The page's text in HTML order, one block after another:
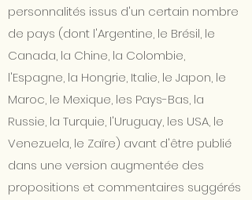
personnalités issus d'un certain nombre
de pays (dont l'Argentine, le Brésil, le
Canada, la Chine, la Colombie,
l'Espagne, la Hongrie, Italie, le Japon, le
Maroc, le Mexique, les Pays-Bas, la
Russie, la Turquie, l'Uruguay, les USA, le
Venezuela, le Zaïre) avant d'être publié
dans une version augmentée des
propositions et commentaires suggérés